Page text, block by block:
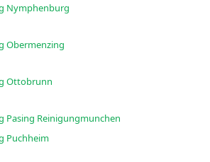
Nymphenburg
Obermenzing
Ottobrunn
Erfahrene Unterhaltsreinigung Pasing Reinigungmunchen
Puchheim